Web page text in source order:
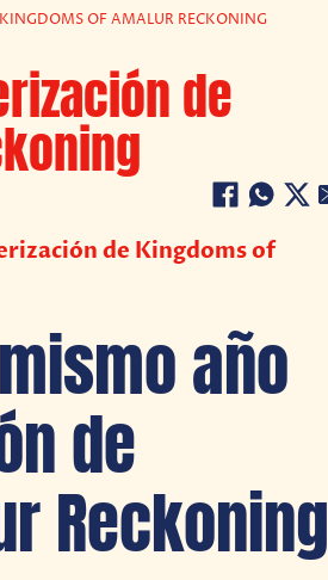
OF AMALUR RECKONING
de
de Kingdoms of
año
de
Reckoning